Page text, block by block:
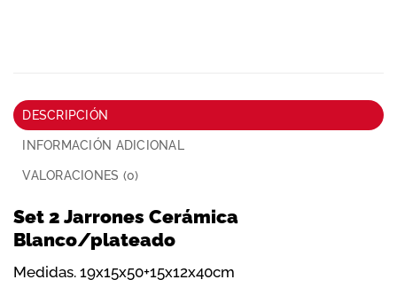
DESCRIPCIÓN
INFORMACIÓN ADICIONAL
VALORACIONES (0)
Set 2 Jarrones Cerámica
Blanco/plateado
Medidas. 19x15x50+15x12x40cm